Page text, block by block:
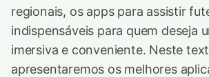
regionais, os apps para assistir
indispensáveis para quem deseja
imersiva e conveniente. Neste
apresentaremos os melhores